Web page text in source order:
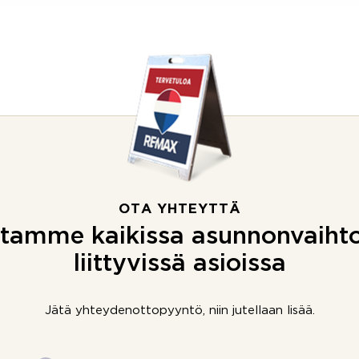
OTA YHTEYTTÄ
kaikissa
liittyvissä asioissa
Jätä yhteydenottopyyntö, niin jutellaan lisää.